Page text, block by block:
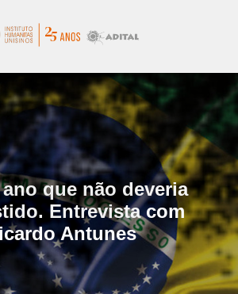
que não deveria
Entrevista com
Antunes